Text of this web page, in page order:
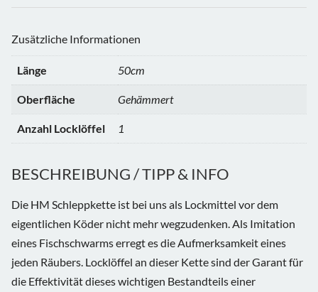
Zusätzliche Informationen
Länge 50cm
Oberfläche Gehämmert
Anzahl Locklöffel 1
BESCHREIBUNG / TIPP & INFO
Die HM Schleppkette ist bei uns als Lockmittel vor dem
eigentlichen Köder nicht mehr wegzudenken. Als Imitation
eines Fischschwarms erregt es die Aufmerksamkeit eines
jeden Räubers. Locklöffel an dieser Kette sind der Garant für
die Effektivität dieses wichtigen Bestandteils einer